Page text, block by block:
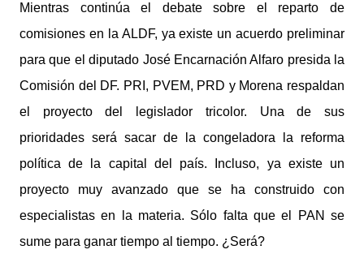
Mientras continúa el debate sobre el reparto de
comisiones en la ALDF, ya existe un acuerdo preliminar
para que el diputado José Encarnación Alfaro presida la
Comisión del DF. PRI, PVEM, PRD y Morena respaldan
el proyecto del legislador tricolor. Una de sus
prioridades será sacar de la congeladora la reforma
política de la capital del país. Incluso, ya existe un
proyecto muy avanzado que se ha construido con
especialistas en la materia. Sólo falta que el PAN se
sume para ganar tiempo al tiempo. ¿Será?